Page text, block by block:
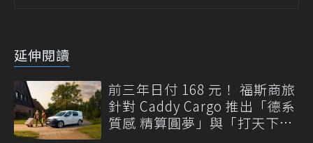
延伸閱讀
前三年日付 168 元！ 福斯商旅
針對 Caddy Cargo 推出「德系
質感 精算圓夢」與「打天下」